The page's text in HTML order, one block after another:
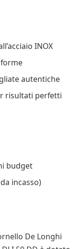
INOX
autentiche
risultati perfetti
budget
incasso)
De Longhi